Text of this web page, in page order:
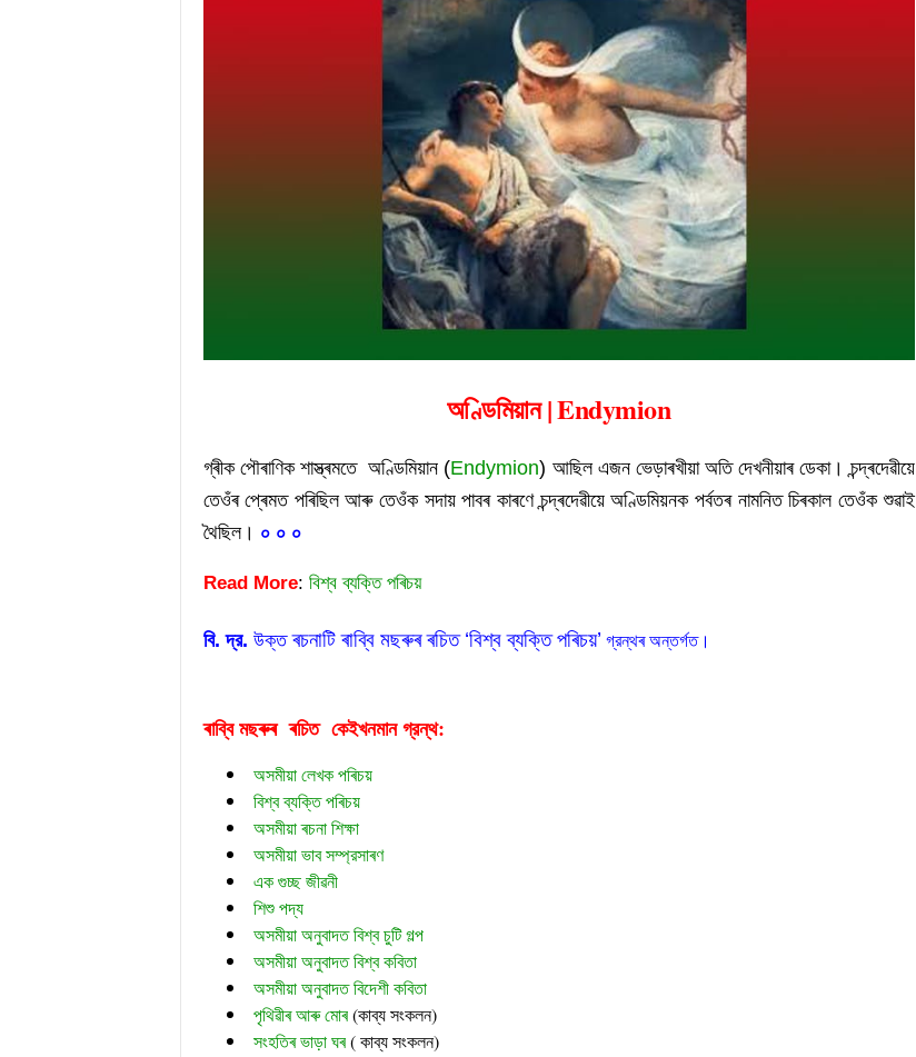
অণ্ডিমিয়ান | Endymion
গ্ৰীক পৌৰাণিক শাস্ত্ৰমতে  অণ্ডিমিয়ান (Endymion) আছিল এজন ভেড়াৰখীয়া অতি দেখনীয়াৰ ডেকা। চন্দ্ৰদেৱীয়ে
তেওঁৰ প্ৰেমত পৰিছিল আৰু তেওঁক সদায় পাবৰ কাৰণে চন্দ্ৰদেৱীয়ে অণ্ডিমিয়নক পৰ্বতৰ নামনিত চিৰকাল তেওঁক শুৱাই
থৈছিল। ০ ০ ০
Read More: বিশ্ব ব্যক্তি পৰিচয়
বি. দ্র. উক্ত ৰচনাটি ৰাব্বি মছৰুৰ ৰচিত ‘বিশ্ব ব্যক্তি পৰিচয়’ গ্রন্থৰ অন্তর্গত।
ৰাব্বি মছৰুৰ  ৰচিত কেইখনমান গ্রন্থ:
অসমীয়া লেখক পৰিচয়
বিশ্ব ব্যক্তি পৰিচয়
অসমীয়া ৰচনা শিক্ষা
অসমীয়া ভাব সম্প্রসাৰণ
এক গুচ্ছ জীৱনী
শিশু পদ্য
অসমীয়া অনুবাদত বিশ্ব চুটি গল্প
অসমীয়া অনুবাদত বিশ্ব কবিতা
অসমীয়া অনুবাদত বিদেশী কবিতা
পৃথিৱীৰ আৰু মোৰ (কাব্য সংকলন)
সংহতিৰ ভাড়া ঘৰ ( কাব্য সংকলন)